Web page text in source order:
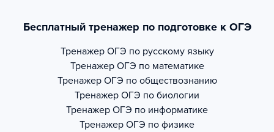
Бесплатный тренажер по подготовке к ОГЭ
Тренажер ОГЭ по русскому языку
Тренажер ОГЭ по математике
Тренажер ОГЭ по обществознанию
Тренажер ОГЭ по биологии
Тренажер ОГЭ по информатике
Тренажер ОГЭ по физике